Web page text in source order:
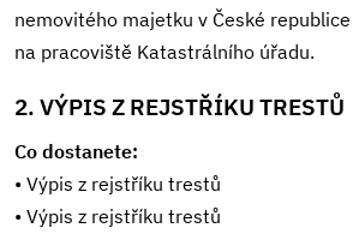
nemovitého majetku v České
na pracoviště Katastrálního úřadu.
2. VÝPIS Z REJSTŘÍKU TRESTŮ
Co dostanete:
• Výpis z rejstříku trestů
• Výpis z rejstříku trestů